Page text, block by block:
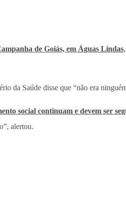
de Goiás, em Águas Lindas
da Saúde disse que “não era
social continuam e devem ser
alertou.